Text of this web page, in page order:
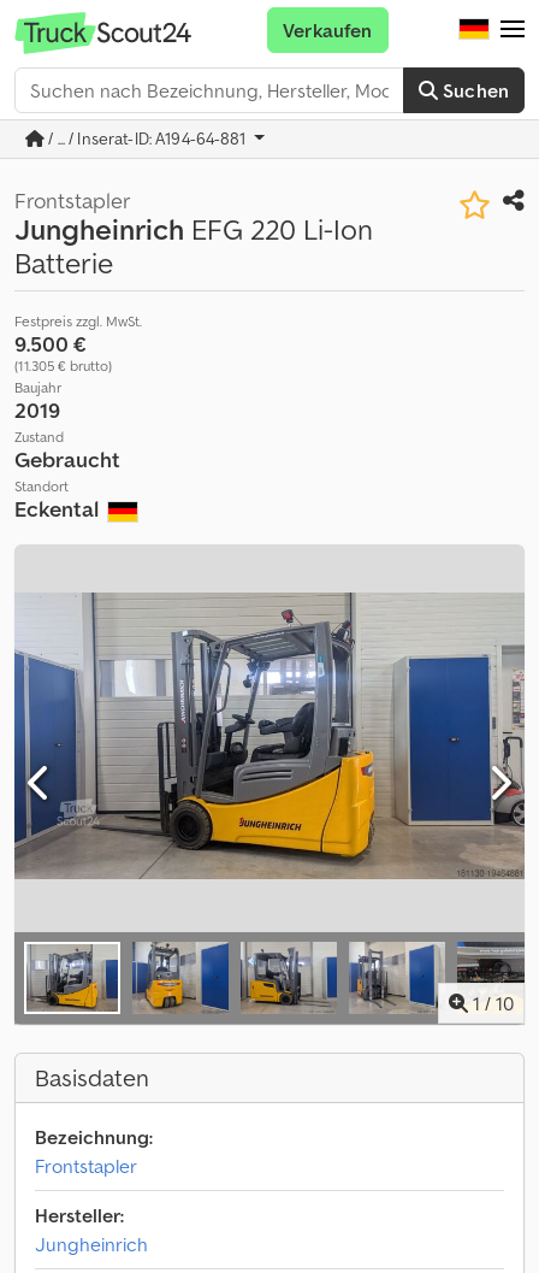
Suchen
Verkaufen
/ ... / Inserat-ID: A194-64-881
Frontstapler
Jungheinrich EFG 220 Li-Ion
Batterie
Festpreis zzgl. MwSt.
9.500 €
(11.305 € brutto)
Baujahr
2019
Zustand
Gebraucht
Standort
Eckental
1 / 10
Basisdaten
Bezeichnung:
Frontstapler
Hersteller:
Jungheinrich